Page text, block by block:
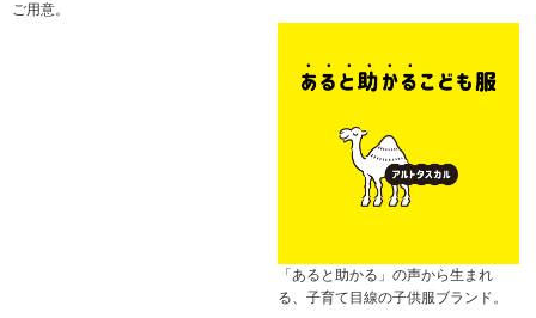
ご用意。
「あると助かる」の声から生まれ
る、子育て目線の子供服ブランド。